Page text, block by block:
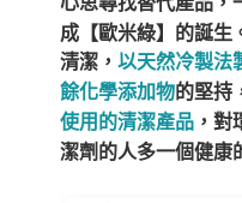
成【歐米綠】的誕生
清潔， 以天然冷製法
餘化學添加物的堅持
使用的清潔產品 ，
潔劑的人多一個健康